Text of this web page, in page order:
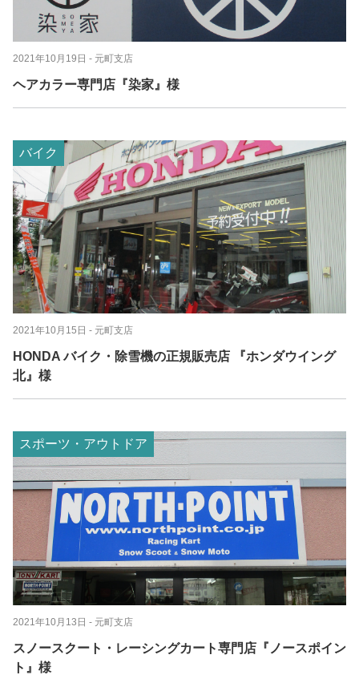
2021年10月19日 - 元町支店
ヘアカラー専門店『染家』様
バイク
2021年10月15日 - 元町支店
HONDA バイク・除雪機の正規販売店 『ホンダウイング
北』様
スポーツ・アウトドア
2021年10月13日 - 元町支店
スノースクート・レーシングカート専門店『ノースポイン
ト』様